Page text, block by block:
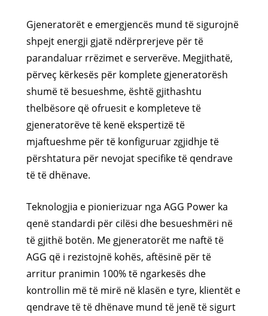
Gjeneratorët e emergjencës mund të sigurojnë
shpejt energji gjatë ndërprerjeve për të
parandaluar rrëzimet e serverëve. Megjithatë,
përveç kërkesës për komplete gjeneratorësh
shumë të besueshme, është gjithashtu
thelbësore që ofruesit e kompleteve të
gjeneratorëve të kenë ekspertizë të
mjaftueshme për të konfiguruar zgjidhje të
përshtatura për nevojat specifike të qendrave
të të dhënave.
Teknologjia e pionierizuar nga AGG Power ka
qenë standardi për cilësi dhe besueshmëri në
të gjithë botën. Me gjeneratorët me naftë të
AGG që i rezistojnë kohës, aftësinë për të
arritur pranimin 100% të ngarkesës dhe
kontrollin më të mirë në klasën e tyre, klientët e
qendrave të të dhënave mund të jenë të sigurt